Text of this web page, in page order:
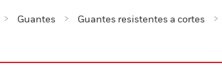
Guantes Guantes resistentes a cortes